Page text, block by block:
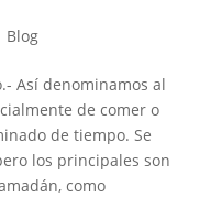
Blog
Así denominamos al
de comer o
de tiempo. Se
los principales son
como